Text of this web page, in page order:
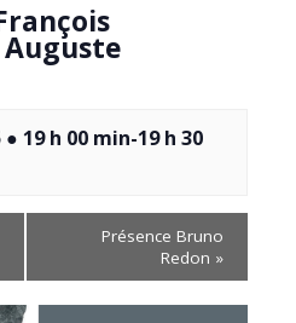
19 h 00 min-19 h 30
Présence Bruno
Redon »